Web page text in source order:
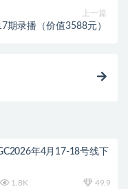
上一篇
期录播（价值3588元）
年4月17-18号线下
1.8K 49.9